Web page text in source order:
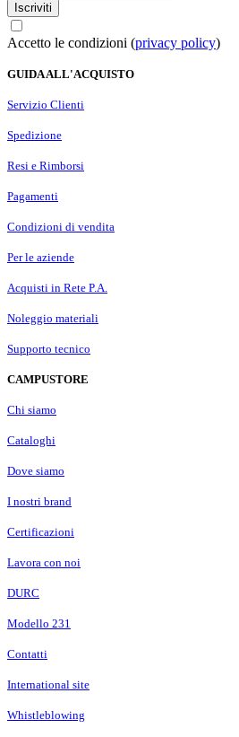
Iscriviti
Accetto le condizioni (privacy policy)
GUIDA ALL'ACQUISTO
Servizio Clienti
Spedizione
Resi e Rimborsi
Pagamenti
Condizioni di vendita
Per le aziende
Acquisti in Rete P.A.
Noleggio materiali
Supporto tecnico
CAMPUSTORE
Chi siamo
Cataloghi
Dove siamo
I nostri brand
Certificazioni
Lavora con noi
DURC
Modello 231
Contatti
International site
Whistleblowing